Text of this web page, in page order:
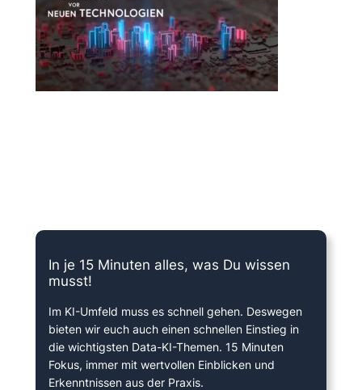
In je 15 Minuten alles, was Du wissen
musst!
Im KI-Umfeld muss es schnell gehen. Deswegen
bieten wir euch auch einen schnellen Einstieg in
die wichtigsten Data-KI-Themen. 15 Minuten
Fokus, immer mit wertvollen Einblicken und
Erkenntnissen aus der Praxis.